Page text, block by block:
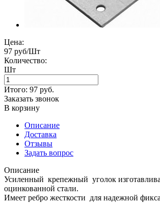
Цена:
97 руб/Шт
Количество:
Шт
Итого: 97 руб.
Заказать звонок
В корзину
Описание
Доставка
Отзывы
Задать вопрос
Описание
Усиленный крепежный уголок
оцинкованной стали.
Имеет ребро жесткости для надежной